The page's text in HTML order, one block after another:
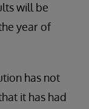
will be
year of
has not
it has had